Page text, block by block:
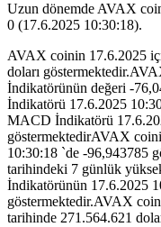
Uzun dönemde AVAX
0 (17.6.2025 10:30:18).
AVAX coinin 17.6.2025
doları
İndikatörünün değeri -
İndikatörü 17.6.2025
MACD İndikatörü
göstermektedirAVAX
10:30:18 `de -96,943785
tarihindeki 7 günlük
İndikatörünün 17.6.2025
göstermektedir.AVAX
tarihinde 271.564.621